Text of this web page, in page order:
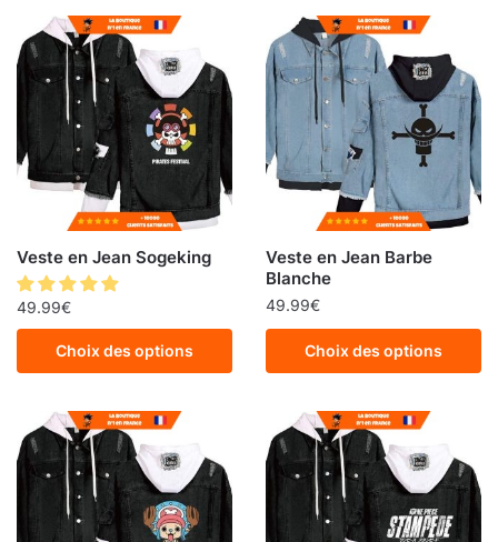
Veste en Jean Sogeking
49.99€
Choix des options
Veste en Jean Barbe
Blanche
49.99€
Choix des options